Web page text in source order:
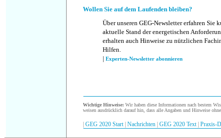
Wollen Sie auf dem Laufenden bleiben?
Über unseren GEG-Newsletter erfahren Sie
aktuelle Stand der energetischen
erhalten auch Hinweise zu nützlichen
Hilfen.
| Experten-Newsletter abonnieren
Wichtige Hinweise: Wir haben diese Informationen nach bestem
weisen ausdrücklich darauf hin, dass alle Angaben und Hinweise
GEG 2020 Start Nachrichten GEG 2020 Text Praxis-